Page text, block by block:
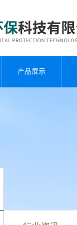
产品展示